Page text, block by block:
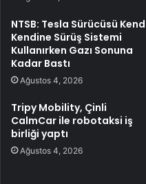
NTSB: Tesla Sürücüsü
Kendine Sürüş Sistemi
Kullanırken Gazı Sonuna
Kadar Bastı
Ağustos 4, 2026
Tripy Mobility, Çinli
CalmCar ile robotaksi iş
birliği yaptı
Ağustos 4, 2026